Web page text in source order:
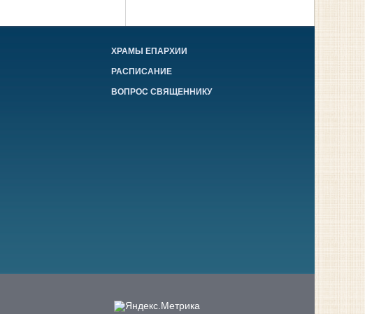
ХРАМЫ ЕПАРХИИ
РАСПИСАНИЕ
ВОПРОС СВЯЩЕННИКУ